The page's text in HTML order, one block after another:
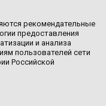
рекомендательные
предоставления
и анализа
пользователей сети
Российской